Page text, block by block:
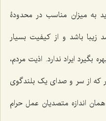
به میزان مناسب در محدودۀ
زیبا باشد و از کیفیت بسیار
بگیرد ایراد ندارد. اذیت مردم،
که از سر و صدای یک بلندگوی
اندازه متصدیان عمل حرام